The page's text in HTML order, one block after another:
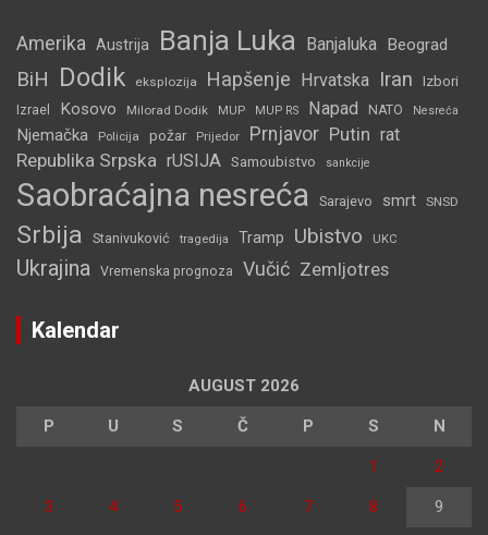
Amerika Austrija Banja Luka Banjaluka Beograd
BiH Dodik eksplozija Hapšenje Hrvatska Iran Izbori
Izrael Kosovo Milorad Dodik MUP MUP RS Napad NATO Nesreća
Njemačka Policija požar Prijedor Prnjavor Putin rat
Republika Srpska rUSIJA Samoubistvo sankcije
Saobraćajna nesreća Sarajevo smrt SNSD
Srbija Stanivuković tragedija Tramp Ubistvo UKC
Ukrajina Vremenska prognoza Vučić Zemljotres
Kalendar
AUGUST 2026
P U S Č P S N
1 2
3 4 5 6 7 8 9